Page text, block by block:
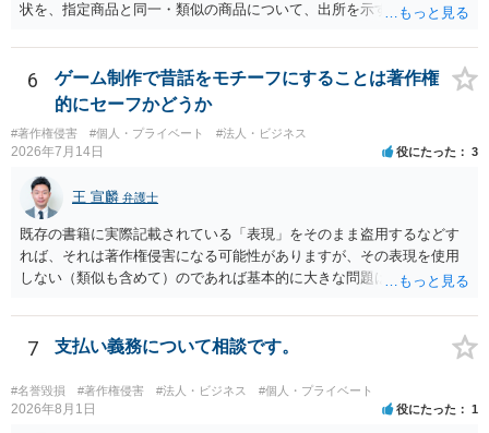
状を、指定商品と同一・類似の商品について、出所を示す表示として
て描くにとどまる場合は、通常、商標権侵害にはなりにくいと考えら
れます。 ただし、家具名や特徴的な形状を商品名・広告に大きく表示
し、公式商品やライセンス商品と誤認させる販売方法であれば、商標
権や不正競争防止法上の問題が生じ得ます。家具のデザインに著作権
が認められる場合は、著作権も別途問題となります。 無料のSNS投稿
やプレゼントでも、著作権侵害は成立し得ます。商標権については、
有料か無料かよりも、商標として使用しているかが重要です。 また、
日本の商標権は原則として日本国内にのみ効力を持ちます。外国で販
売する場合は、販売国の商標・意匠等を確認する必要があります。 他
の作家の例は、許諾を得ている、権利が消滅している、侵害に当たら
ない、又は単に権利行使されていないなど、様々な可能性がありま
す。他人が販売していることだけでは、適法とは判断できません。
6
ゲーム制作で昔話をモチーフにすることは著作権
的にセーフかどうか
#著作権侵害 #個人・プライベート #法人・ビジネス
2026年7月14日 役にたった 3
王 宣麟 弁護士
既存の書籍に実際記載されている「表現」をそのまま盗用するなどす
れば、それは著作権侵害になる可能性がありますが、その表現を使用
しない（類似も含めて）のであれば基本的に大きな問題は生じないか
現」であり、昔話の大筋や設定の骨子だけを使うのは、一般にアイデ
ア利用の範囲です。 一方で、特定の作品の文章をそのまま使うことは
できる」レベルだと、翻案や二次的著作物の問題が出ますのでこの点
はご留意ください。
7 支払い義務について相談です。
#名誉毀損 #著作権侵害 #法人・ビジネス #個人・プライベート
2026年8月1日 役にたった 1